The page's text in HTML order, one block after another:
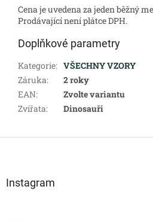
Cena je uvedena za jeden běžný
Prodávající není plátce DPH.
Doplňkové parametry
Kategorie: VŠECHNY VZORY
Záruka:
2 roky
EAN:
Zvolte variantu
Zvířata: Dinosauři
Instagram